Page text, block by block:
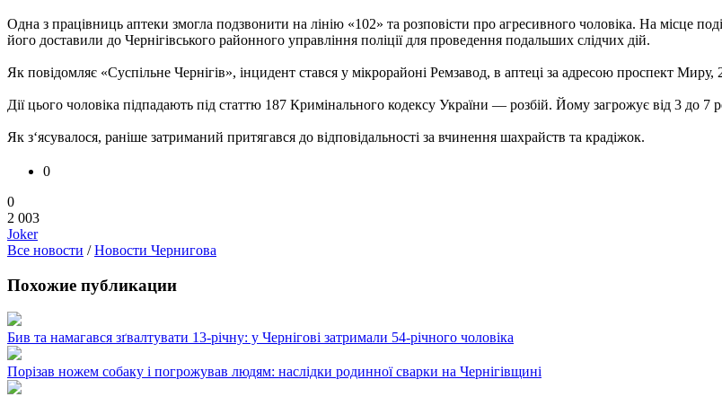
Одна з працівниць аптеки змогла подзвонити на лінію «102» та розповісти про агресивного чоловіка. На місце
його доставили до Чернігівського районного управління поліції для проведення подальших слідчих дій.
Як повідомляє «Суспільне Чернігів», інцидент стався у мікрорайоні Ремзавод, в аптеці за адресою проспект Миру,
Дії цього чоловіка підпадають під статтю 187 Кримінального кодексу України — розбій. Йому загрожує від 3 до 7
Як з‘ясувалося, раніше затриманий притягався до відповідальності за вчинення шахрайств та крадіжок.
0
0
2 003
Joker
Все новости /Новости Чернигова
Похожие публикации
Бив та намагався зґвалтувати 13-річну: у Чернігові затримали 54-річного чоловіка
Порізав ножем собаку і погрожував людям: наслідки родинної сварки на Чернігівщині